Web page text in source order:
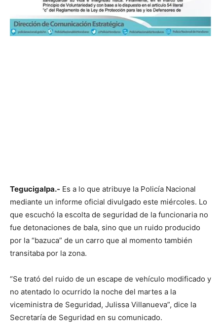
Tegucigalpa.- Es a lo que atribuye la Policía Nacional
mediante un informe oficial divulgado este miércoles. Lo
que escuchó la escolta de seguridad de la funcionaria no
fue detonaciones de bala, sino que un ruido producido
por la “bazuca” de un carro que al momento también
transitaba por la zona.
“Se trató del ruido de un escape de vehículo modificado y
no atentado lo ocurrido la noche del martes a la
viceministra de Seguridad, Julissa Villanueva”, dice la
Secretaría de Seguridad en su comunicado.